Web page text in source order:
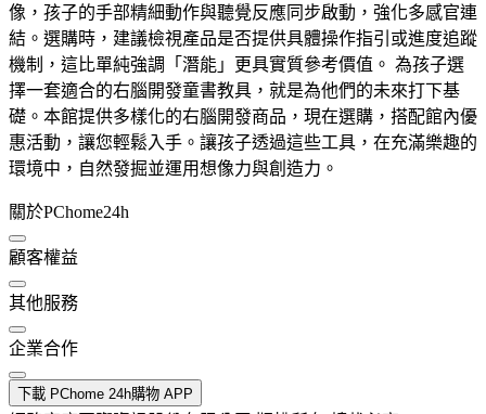
像，孩子的手部精細動作與聽覺反應同步啟動，強化多感官連
結。選購時，建議檢視產品是否提供具體操作指引或進度追蹤
機制，這比單純強調「潛能」更具實質參考價值。 為孩子選
擇一套適合的右腦開發童書教具，就是為他們的未來打下基
礎。本館提供多樣化的右腦開發商品，現在選購，搭配館內優
惠活動，讓您輕鬆入手。讓孩子透過這些工具，在充滿樂趣的
環境中，自然發掘並運用想像力與創造力。
關於PChome24h
顧客權益
其他服務
企業合作
下載 PChome 24h購物 APP